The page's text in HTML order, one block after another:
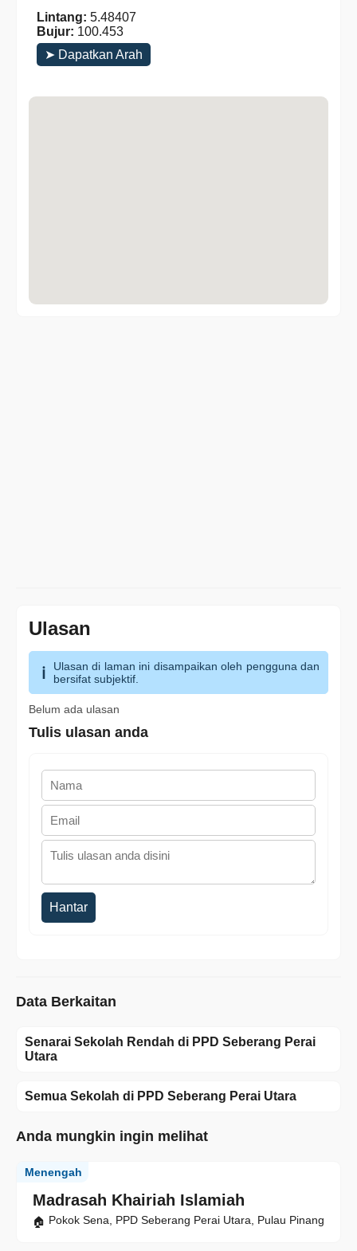
Lintang: 5.48407
Bujur: 100.453
➤ Dapatkan Arah
Ulasan
Ulasan di laman ini disampaikan oleh pengguna dan
bersifat subjektif.
Belum ada ulasan
Tulis ulasan anda
Hantar
Data Berkaitan
Senarai Sekolah Rendah di PPD Seberang Perai
Utara
Semua Sekolah di PPD Seberang Perai Utara
Anda mungkin ingin melihat
Madrasah Khairiah Islamiah
Menengah
Pokok Sena, PPD Seberang Perai Utara, Pulau Pinang